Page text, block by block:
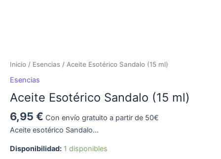
Inicio / Esencias / Aceite Esotérico Sandalo (15 ml)
Esencias
Aceite Esotérico Sandalo (15 ml)
6,95 € Con envío gratuito a partir de 50€
Aceite esotérico Sandalo…
Disponibilidad: 1 disponibles